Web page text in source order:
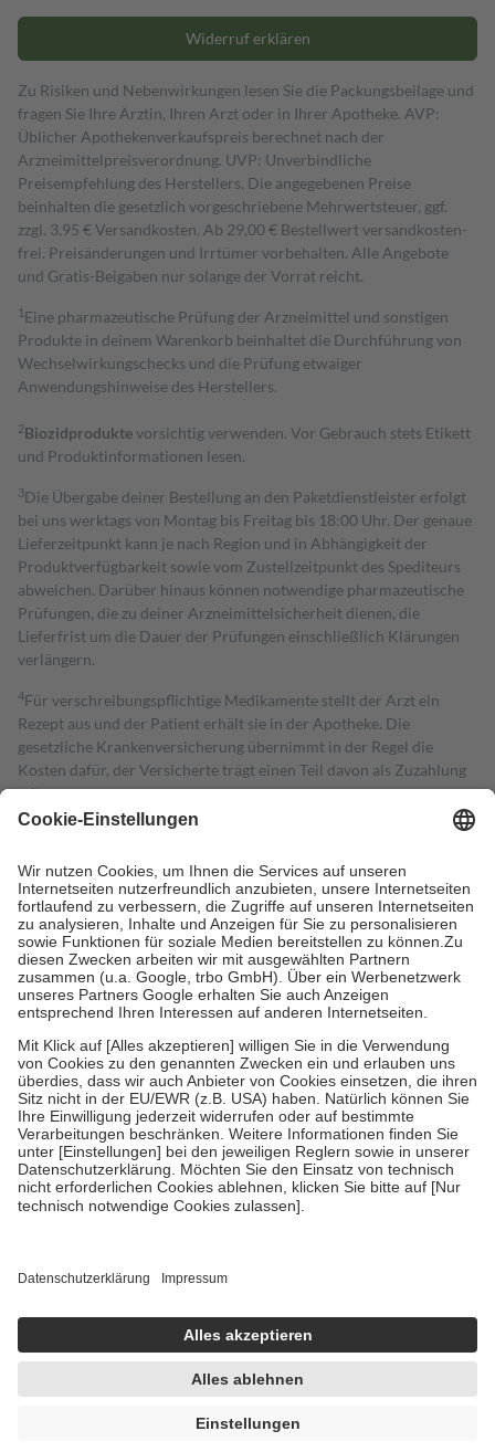
Widerruf erklären
Zu Risiken und Nebenwirkungen lesen Sie die Packungsbeilage und
fragen Sie Ihre Ärztin, Ihren Arzt oder in Ihrer Apotheke. AVP:
Üblicher Apothekenverkaufspreis berechnet nach der
Arzneimittelpreisverordnung. UVP: Unverbindliche
Preisempfehlung des Herstellers. Die angegebenen Preise
beinhalten die gesetzlich vorgeschriebene Mehrwertsteuer, ggf.
zzgl. 3,95 € Versandkosten. Ab 29,00 € Bestell­wert versand­kosten­
frei. Preisänderungen und Irrtümer vorbehalten. Alle Angebote
und Gratis-Beigaben nur solange der Vorrat reicht.
1 Eine pharmazeutische Prüfung der Arzneimittel und sonstigen
Produkte in deinem Warenkorb beinhaltet die Durchführung von
Wechselwirkungschecks und die Prüfung etwaiger
Anwendungshinweise des Herstellers.
2Biozidproduktevorsichtig verwenden. Vor Gebrauch stets Etikett
und Produktinformationen lesen.
3Die Übergabe deiner Bestellung an den Paketdienstleister erfolgt
bei uns werktags von Montag bis Freitag bis 18:00 Uhr. Der genaue
Lieferzeitpunkt kann je nach Region und in Abhängigkeit der
Produktverfügbarkeit sowie vom Zustellzeitpunkt des Spediteurs
abweichen. Darüber hinaus können notwendige pharmazeutische
Prüfungen, die zu deiner Arzneimittelsicherheit dienen, die
Lieferfrist um die Dauer der Prüfungen einschließlich Klärungen
verlängern.
4Für verschreibungspflichtige Medikamente stellt der Arzt ein
Rezept aus und der Patient erhält sie in der Apotheke. Die
gesetzliche Krankenversicherung übernimmt in der Regel die
Kosten dafür, der Versicherte trägt einen Teil davon als Zuzahlung
mit.
Grundsätzlich leisten Mitglieder Zuzahlungen in Höhe von zehn
höchstens zehn Euro.
Es sind jedoch nie mehr als die tatsächlichen
Kosten der Leistung zu entrichten.
Diese Regeln gelten grundsätzlich auch für Online-Apotheken.
Bei Heilmitteln und häuslicher Krankenpflege beträgt die
Zuzahlung zehn Prozent der Kosten sowie zehn Euro je
Verordnung.
Um das Engagement der Versicherten für ihre eigene Gesundheit zu
stärken und die besondere Stellung der Familie zu unterstützen,
fallenkeine Zuzahlungenan bei:
• Kindern und Jugendlichen bis zum vollendeten 18. Lebensjahr
mit Ausnahme der Fahrkosten
• Untersuchungen zur Vorsorge und Früherkennung, die von der
GKV getragen werden
• empfohlenen Schutzimpfungen
• Harn- und Blutteststreifen
getroffen, um sicherzustellen, dass es sich um echte Bewertungen
https://help.etrusted.com/hc/de/articles/4419944605341
Einige Bilder und Inhalte wurden unter Zuhilfenahme künstlicher